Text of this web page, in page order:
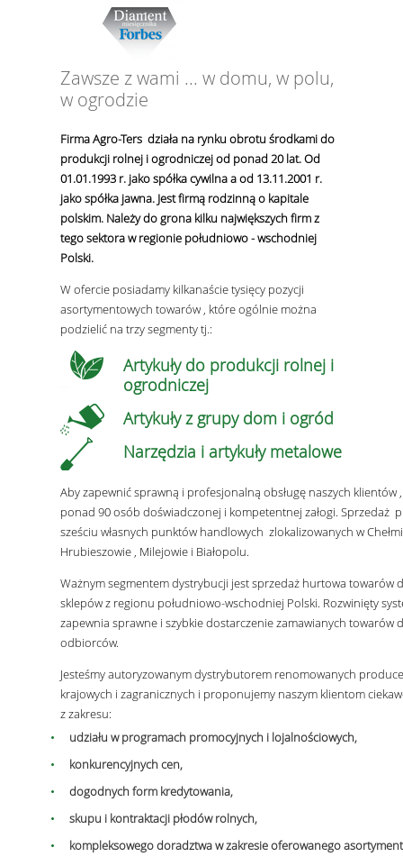
Zawsze z wami ... w domu, w polu,
w ogrodzie
Firma Agro-Ters działa na rynku obrotu środkami do
produkcji rolnej i ogrodniczej od ponad 20 lat. Od
01.01.1993 r. jako spółka cywilna a od 13.11.2001 r.
jako spółka jawna. Jest firmą rodzinną o kapitale
polskim. Należy do grona kilku największych firm z
tego sektora w regionie południowo - wschodniej
Polski.
W ofercie posiadamy kilkanaście tysięcy pozycji
asortymentowych towarów , które ogólnie można
podzielić na trzy segmenty tj.:
Artykuły do produkcji rolnej i
ogrodniczej
Artykuły z grupy dom i ogród
Narzędzia i artykuły metalowe
Aby zapewnić sprawną i profesjonalną obsługę naszych klientów
ponad 90 osób doświadczonej i kompetentnej załogi. Sprzedaż
sześciu własnych punktów handlowych zlokalizowanych w
Hrubieszowie , Milejowie i Białopolu.
Ważnym segmentem dystrybucji jest sprzedaż hurtowa towarów
sklepów z regionu południowo-wschodniej Polski. Rozwinięty
zapewnia sprawne i szybkie dostarczenie zamawianych towarów
odbiorców.
Jesteśmy autoryzowanym dystrybutorem renomowanych
krajowych i zagranicznych i proponujemy naszym klientom
z zakresu:
udziału w programach promocyjnych i lojalnościowych,
konkurencyjnych cen,
dogodnych form kredytowania,
skupu i kontraktacji płodów rolnych,
kompleksowego doradztwa w zakresie oferowanego